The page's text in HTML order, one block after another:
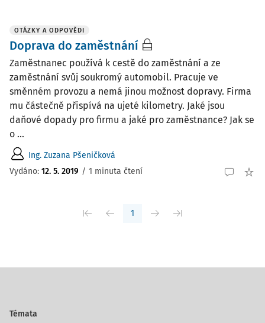
OTÁZKY A ODPOVĚDI
Doprava do zaměstnání
Zaměstnanec používá k cestě do zaměstnání a ze
zaměstnání svůj soukromý automobil. Pracuje ve
směnném provozu a nemá jinou možnost dopravy. Firma
mu částečně přispívá na ujeté kilometry. Jaké jsou
daňové dopady pro firmu a jaké pro zaměstnance? Jak se
o ...
Ing. Zuzana Pšeničková
Vydáno: 12. 5. 2019 / 1 minuta čtení
1
Témata